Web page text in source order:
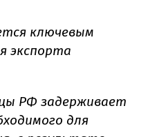
ключевым
экспорта
РФ задерживает
для